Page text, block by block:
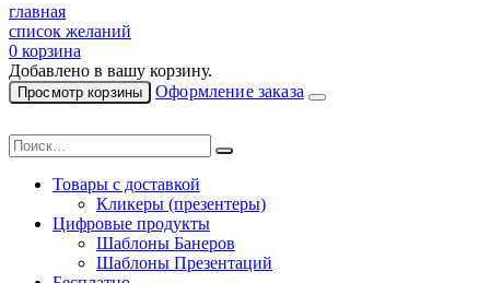
главная
список желаний
0 корзина
Добавлено в вашу корзину.
Просмотр корзины Оформление заказа
Товары с доставкой
Кликеры (презентеры)
Цифровые продукты
Шаблоны Банеров
Шаблоны Презентаций